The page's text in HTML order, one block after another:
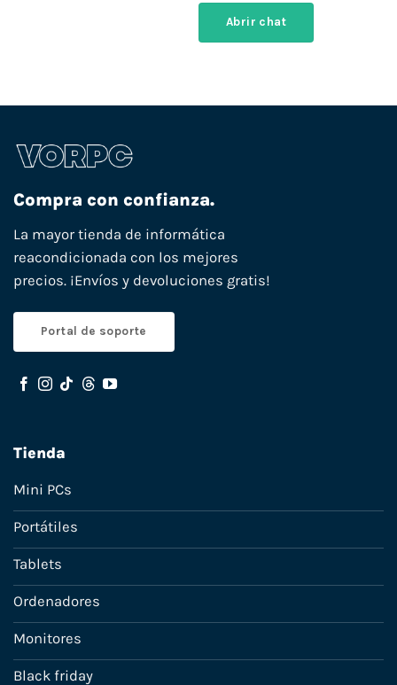
Abrir chat
Compra con confianza.
La mayor tienda de informática
reacondicionada con los mejores
precios. ¡Envíos y devoluciones gratis!
Portal de soporte
Tienda
Mini PCs
Portátiles
Tablets
Ordenadores
Monitores
Black friday